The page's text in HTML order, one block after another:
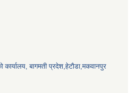
कार्यालय, बागमती प्रदेश,हेटाैडा,मकवानपुर